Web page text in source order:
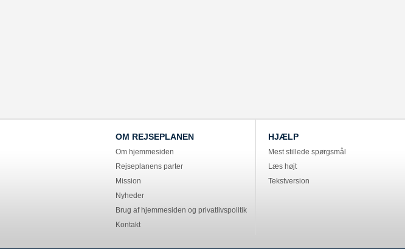
OM REJSEPLANEN
Om hjemmesiden
Rejseplanens parter
Mission
Nyheder
Brug af hjemmesiden og privatlivspolitik
Kontakt
HJÆLP
Mest stillede spørgsmål
Læs højt
Tekstversion